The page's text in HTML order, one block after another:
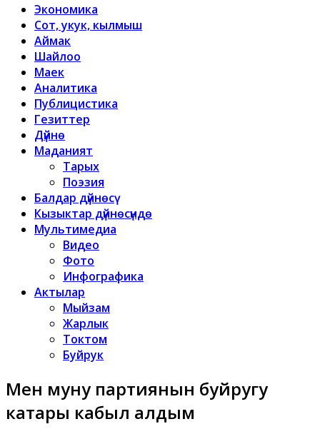
Экономика
Сот, укук, кылмыш
Аймак
Шайлоо
Маек
Аналитика
Публицистика
Гезиттер
Дүйнө
Маданият
Тарых
Поэзия
Балдар дүйнөсү
Кызыктар дүйнөсүндө
Мультимедиа
Видео
Фото
Инфографика
Актылар
Мыйзам
Жарлык
Токтом
Буйрук
Мен муну партиянын буйругу
катары кабыл алдым